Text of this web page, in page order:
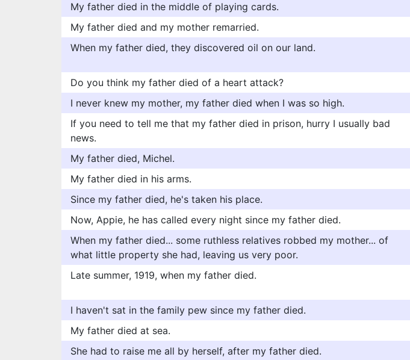
My father died in the middle of playing cards.
My father died and my mother remarried.
When my father died, they discovered oil on our land.
Do you think my father died of a heart attack?
I never knew my mother, my father died when I was so high.
If you need to tell me that my father died in prison, hurry I usually bad
news.
My father died, Michel.
My father died in his arms.
Since my father died, he's taken his place.
Now, Appie, he has called every night since my father died.
When my father died... some ruthless relatives robbed my mother... of
what little property she had, leaving us very poor.
Late summer, 1919, when my father died.
I haven't sat in the family pew since my father died.
My father died at sea.
She had to raise me all by herself, after my father died.